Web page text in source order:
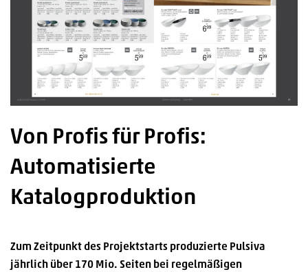
Von Profis für Profis:
Automatisierte
Katalogproduktion
Zum Zeitpunkt des Projektstarts produzierte Pulsiva
jährlich über 170 Mio. Seiten bei regelmäßigen